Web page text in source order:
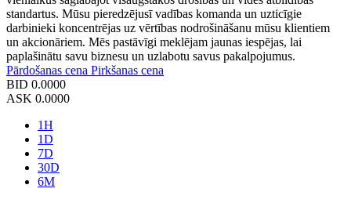
standartus. Mūsu pieredzējusī vadības komanda un uzticīgie
darbinieki koncentrējas uz vērtības nodrošināšanu mūsu klientiem
un akcionāriem. Mēs pastāvīgi meklējam jaunas iespējas, lai
paplašinātu savu biznesu un uzlabotu savus pakalpojumus.
Pārdošanas cena Pirkšanas cena
BID 0.0000
ASK 0.0000
1H
1D
7D
30D
6M